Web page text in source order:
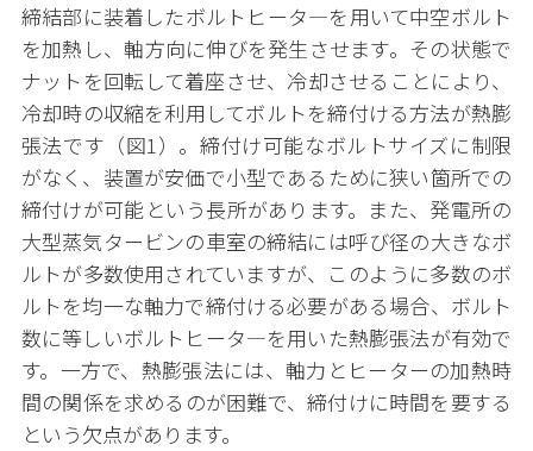
締結部に装着したボルトヒータ―を用いて中空ボルト
を加熱し、軸方向に伸びを発生させます。その状態で
ナットを回転して着座させ、冷却させることにより、
冷却時の収縮を利用してボルトを締付ける方法が熱膨
張法です（図1）。締付け可能なボルトサイズに制限
がなく、装置が安価で小型であるために狭い箇所での
締付けが可能という長所があります。また、発電所の
大型蒸気タービンの車室の締結には呼び径の大きなボ
ルトが多数使用されていますが、このように多数のボ
ルトを均一な軸力で締付ける必要がある場合、ボルト
数に等しいボルトヒータ―を用いた熱膨張法が有効で
す。一方で、熱膨張法には、軸力とヒーターの加熱時
間の関係を求めるのが困難で、締付けに時間を要する
という欠点があります。